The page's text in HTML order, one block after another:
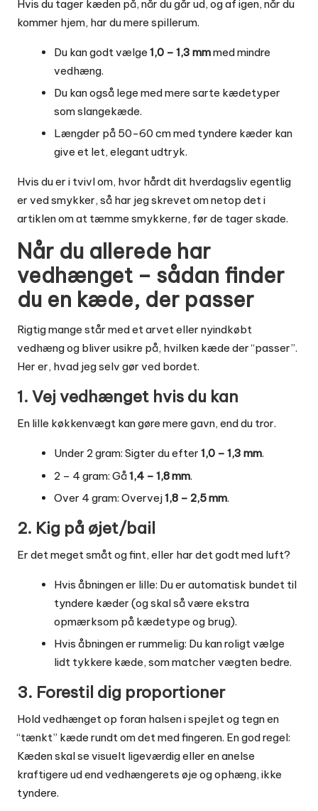
Hvis du tager kæden på, når du går ud, og af igen, når du
kommer hjem, har du mere spillerum.
Du kan godt vælge 1,0 – 1,3 mmmed mindre
vedhæng.
Du kan også lege med mere sarte kædetyper
som slangekæde.
Længder på 50-60 cm med tyndere kæder kan
give et let, elegant udtryk.
Hvis du er i tvivl om, hvor hårdt dit hverdagsliv egentlig
er ved smykker, så har jeg skrevet om netop det i
artiklenom at tæmme smykkerne, før de tager skade.
Når du allerede har
vedhænget – sådan finder
du en kæde, der passer
Rigtig mange står med et arvet eller nyindkøbt
vedhæng og bliver usikre på, hvilken kæde der “passer”.
Her er, hvad jeg selv gør ved bordet.
1. Vej vedhænget hvis du kan
En lille køkkenvægt kan gøre mere gavn, end du tror.
Under 2 gram: Sigter du efter 1,0 – 1,3 mm.
2 – 4 gram: Gå1,4 – 1,8 mm.
Over 4 gram: Overvej1,8 – 2,5 mm.
2. Kig på øjet/bail
Er det meget småt og fint, eller har det godt med luft?
Hvis åbningen er lille: Du er automatisk bundet til
tyndere kæder (og skal så være ekstra
opmærksom på kædetype og brug).
Hvis åbningen er rummelig: Du kan roligt vælge
lidt tykkere kæde, som matcher vægten bedre.
3. Forestil dig proportioner
Hold vedhænget op foran halsen i spejlet og tegn en
“tænkt” kæde rundt om det med fingeren. En god regel:
Kæden skal se visuelt ligeværdig eller en anelse
kraftigere ud end vedhængerets øje og ophæng, ikke
tyndere.